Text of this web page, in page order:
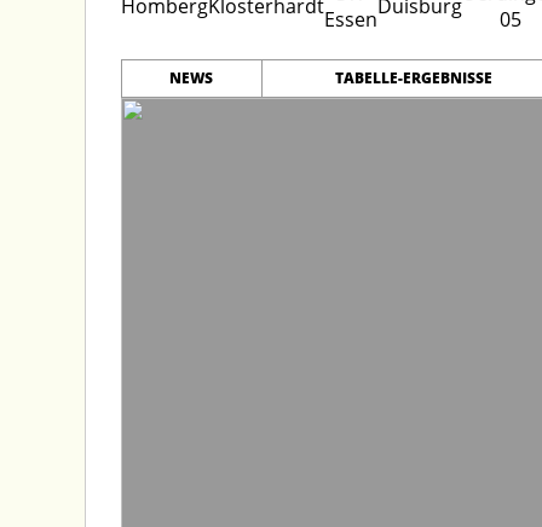
NEWS TABELLE-ERGEBNISSE